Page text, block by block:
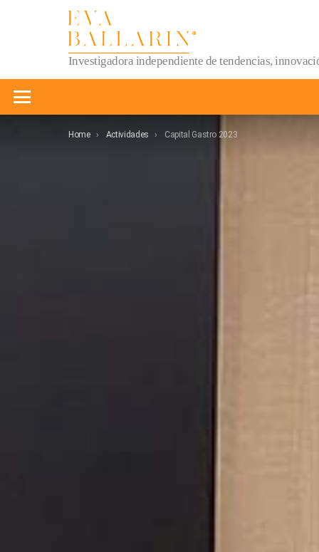
Investigadora independiente de tendencias,
You are here:
Home Actividades Capital Gastro 2023